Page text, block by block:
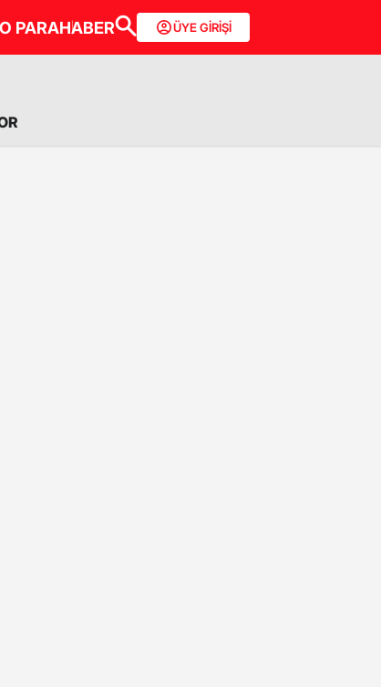
PARAHABER ÜYE GİRİŞİ